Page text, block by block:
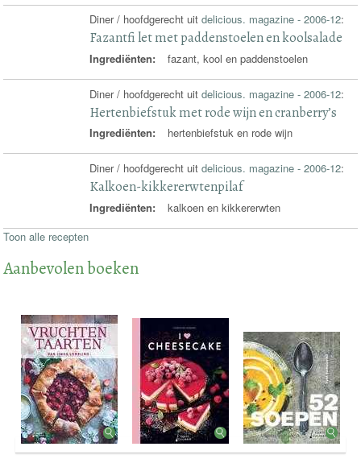
Diner / hoofdgerecht uitdelicious. magazine - 2006-12:
Fazantfi let met paddenstoelen en koolsalade
Ingrediënten: fazant, kool en paddenstoelen
Diner / hoofdgerecht uitdelicious. magazine - 2006-12:
Hertenbiefstuk met rode wijn en cranberry’s
Ingrediënten: hertenbiefstuk en rode wijn
Diner / hoofdgerecht uitdelicious. magazine - 2006-12:
Kalkoen-kikkererwtenpilaf
Ingrediënten:
kalkoen en kikkererwten
Toon alle recepten
Aanbevolen boeken